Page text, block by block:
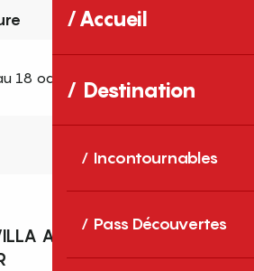
Accueil
Destination
Incontournables
Pass Découvertes
18 octobre 2026
AVEC PISCINE A 30